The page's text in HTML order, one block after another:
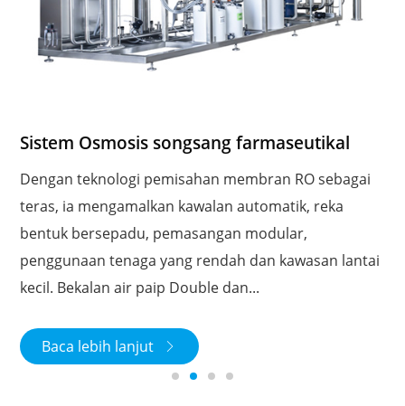
Sistem Osmosis songsang farmaseutikal
Dengan teknologi pemisahan membran RO sebagai
teras, ia mengamalkan kawalan automatik, reka
bentuk bersepadu, pemasangan modular,
penggunaan tenaga yang rendah dan kawasan lantai
kecil. Bekalan air paip Double dan...
Baca lebih lanjut 
Loji RO EDI
Gabungan osmosis songsang dan EDI telah
mengatasi kekurangan yang effluen osmosis
songsang tidak boleh amat desalted, dan seterusnya
dikeluarkan mengesan karbon dioksida, sisa garam,
silikon dioksida...
Baca lebih lanjut 